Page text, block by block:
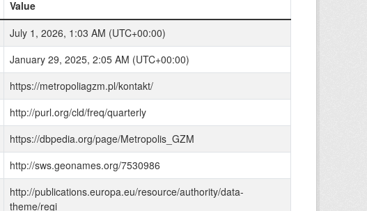
Value
July 1, 2026, 1:03 AM (UTC+00:00)
January 29, 2025, 2:05 AM (UTC+00:00)
https://metropoliagzm.pl/kontakt/
http://purl.org/cld/freq/quarterly
https://dbpedia.org/page/Metropolis_GZM
http://sws.geonames.org/7530986
http://publications.europa.eu/resource/authority/data-
theme/regi